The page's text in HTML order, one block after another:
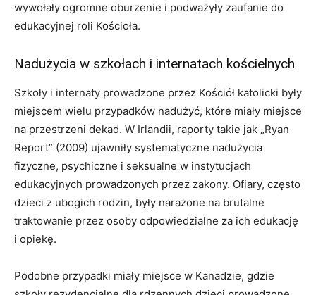
wywołały ogromne oburzenie i podważyły zaufanie do
edukacyjnej roli Kościoła.
Nadużycia w szkołach i internatach kościelnych
Szkoły i internaty prowadzone przez Kościół katolicki były
miejscem wielu przypadków nadużyć, które miały miejsce
na przestrzeni dekad. W Irlandii, raporty takie jak „Ryan
Report” (2009) ujawniły systematyczne nadużycia
fizyczne, psychiczne i seksualne w instytucjach
edukacyjnych prowadzonych przez zakony. Ofiary, często
dzieci z ubogich rodzin, były narażone na brutalne
traktowanie przez osoby odpowiedzialne za ich edukację
i opiekę.
Podobne przypadki miały miejsce w Kanadzie, gdzie